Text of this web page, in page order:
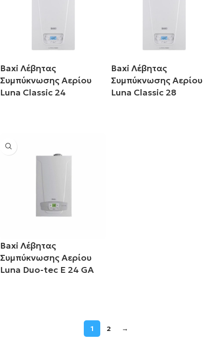
Baxi Λέβητας
Συμπύκνωσης Αερίου
Luna Classic 24
Baxi Λέβητας
Συμπύκνωσης Αερίου
Luna Classic 28
Baxi Λέβητας
Συμπύκνωσης Αερίου
Luna Duo-tec E 24 GA
1 2 →